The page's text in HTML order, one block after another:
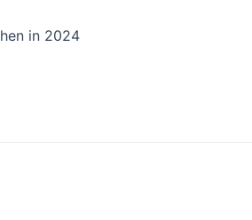
in 2024